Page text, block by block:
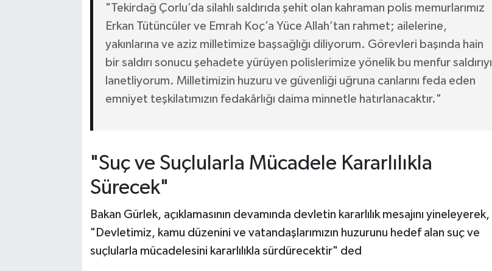
"Tekirdağ Çorlu’da silahlı saldırıda şehit olan kahraman polis memurlarımız
Erkan Tütüncüler ve Emrah Koç’a Yüce Allah’tan rahmet; ailelerine,
yakınlarına ve aziz milletimize başsağlığı diliyorum. Görevleri başında hain
bir saldırı sonucu şehadete yürüyen polislerimize yönelik bu menfur saldırıyı
lanetliyorum. Milletimizin huzuru ve güvenliği uğruna canlarını feda eden
emniyet teşkilatımızın fedakârlığı daima minnetle hatırlanacaktır."
"Suç ve Suçlularla Mücadele Kararlılıkla
Sürecek"
Bakan Gürlek, açıklamasının devamında devletin kararlılık mesajını yineleyerek,
"Devletimiz, kamu düzenini ve vatandaşlarımızın huzurunu hedef alan suç ve
suçlularla mücadelesini kararlılıkla sürdürecektir" ded